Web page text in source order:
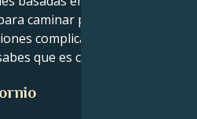
caminar por el terreno
complicadas, sin
que es correcto.